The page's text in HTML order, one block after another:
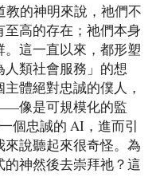
教的神明來說，祂們不
高的存在；祂們本身
這一直以來，都形塑
類社會服務」的想
體絕對忠誠的僕人，
像是可規模化的監
個忠誠的 AI，進而引
說聽起來很奇怪。為
神然後去崇拜祂？這